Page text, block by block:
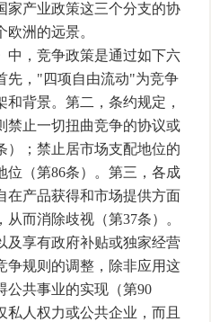
家产业政策这三个分支的协
洲的远景。
，竞争政策是通过如下六
先，"四项自由流动"为竞争
和背景。第二，条约规定，
禁止一切扭曲竞争的协议或
）；禁止居市场支配地位的
位（第86条）。第三，各成
在产品获得和市场提供方面
从而消除歧视（第37条）。
及享有政府补贴或独家经营
争规则的调整，除非应用这
公共事业的实现（第90
私人权力或公共企业，而且